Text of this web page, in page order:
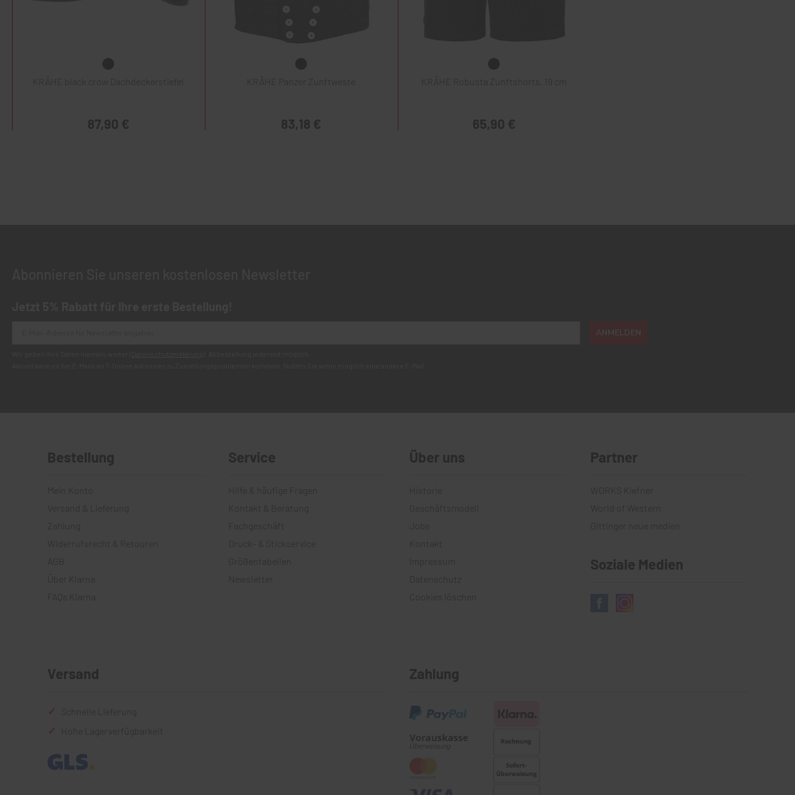
KRÄHE black crow Dachdeckerstiefel
87,90 €
KRÄHE Panzer Zunftweste
83,18 €
KRÄHE Robusta Zunftshorts, 19 cm
65,90 €
Bestellung
Versand & Lieferung
Zahlung
Widerrufsrecht & Retouren
AGB
FAQs Klarna
Service
Hilfe & häufige Fragen
Kontakt & Beratung
Fachgeschäft
Druck- & Stickservice
Größentabellen
Newsletter
Über uns
Geschäftsmodell
Kontakt
Impressum
Datenschutz
Cookies löschen
Partner
World of Western
Gittinger neue medien
Soziale Medien
Versand
Schnelle Lieferung
Hohe Lagerverfügbarkeit
Zahlung